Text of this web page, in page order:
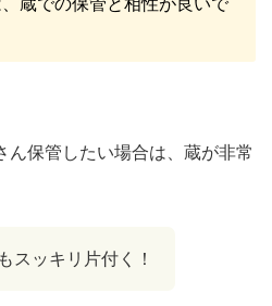
ん保管したい場合は、蔵が非常
スッキリ片付く！